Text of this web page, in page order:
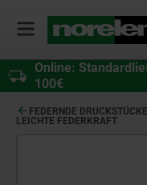
Online:
100€
FEDERNDE
LEICHTE FEDERKRAFT